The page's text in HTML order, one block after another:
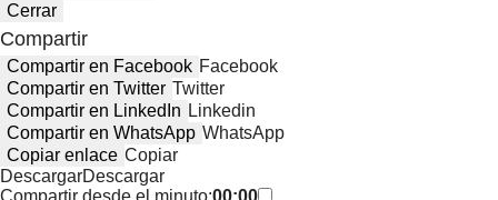
Cerrar
Compartir
Compartir en Facebook Facebook
Compartir en Twitter Twitter
Compartir en LinkedIn Linkedin
Compartir en WhatsApp WhatsApp
Copiar enlace Copiar
DescargarDescargar